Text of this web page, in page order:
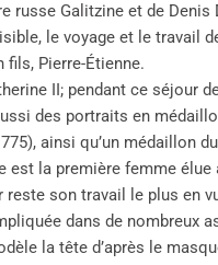
russe Galitzine et de Denis
le voyage et le travail
Pierre-Étienne.
II; pendant ce séjour
des portraits en
ainsi qu’un médaillon
la première femme élue
son travail le plus en
dans de nombreux
la tête d’après le